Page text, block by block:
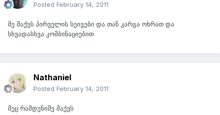
Posted February 14, 2011
მე მაქვს პირველის სეივები და თან კარგა ოხრათ და
სხვადასხვა კომბინაციებით
Nathaniel
Posted February 14, 2011
მეც რამდენიმე მაქვს